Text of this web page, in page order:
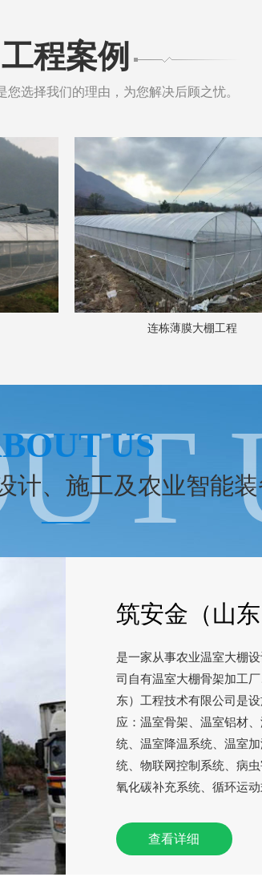
工程案例
您选择我们的理由，为您解决后顾之忧。
连栋薄膜大棚工程
US
计、施工及农业智能
——
筑安金（山
是一家从事农业温室大棚
司自有温室大棚骨架加工
东）工程技术有限公司是
应：温室骨架、温室铝材
统、温室降温系统、温室
统、物联网控制系统、病
氧化碳补充系统、循环运
查看详细